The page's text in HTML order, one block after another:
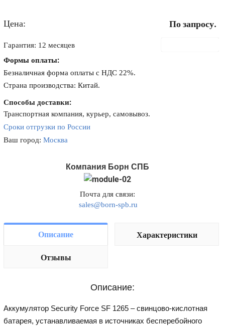
Цена: По запросу.
Гарантия: 12 месяцев
Формы оплаты:
Безналичная форма оплаты с НДС 22%.
Страна производства: Китай.
Способы доставки:
Транспортная компания, курьер, самовывоз.
Сроки отгрузки по России
Ваш город:Москва
Компания Борн СПБ
Почта для связи:
sales@born-spb.ru
Описание Характеристики
Отзывы
Описание:
Аккумулятор Security Force SF 1265 – свинцово-кислотная
батарея, устанавливаемая в источниках бесперебойного